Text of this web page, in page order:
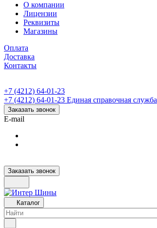
О компании
Лицензии
Реквизиты
Магазины
Оплата
Доставка
Контакты
+7 (4212) 64-01-23
+7 (4212) 64-01-23 Единая справочная служба
Заказать звонок
E-mail
Заказать звонок
Каталог